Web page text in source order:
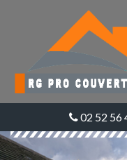
02 52 56